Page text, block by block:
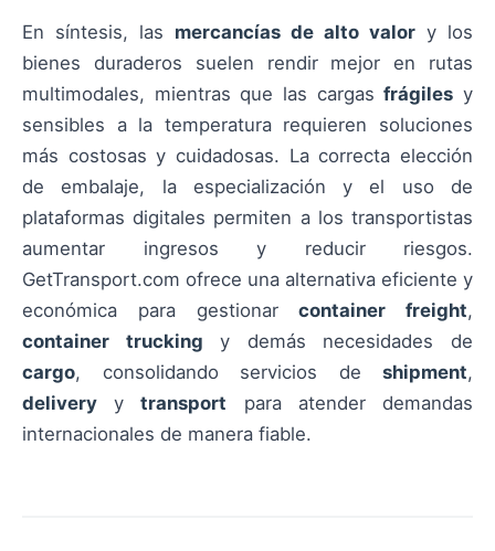
En síntesis, las mercancías de alto valor y los
bienes duraderos suelen rendir mejor en rutas
multimodales, mientras que las cargasfrágiles y
sensibles a la temperatura requieren soluciones
más costosas y cuidadosas. La correcta elección
de embalaje, la especialización y el uso de
plataformas digitales permiten a los transportistas
aumentar ingresos y reducir riesgos.
GetTransport.com ofrece una alternativa eficiente y
económica para gestionarcontainer freight,
container trucking y demás necesidades de
cargo, consolidando servicios de shipment,
delivery ytransport para atender demandas
internacionales de manera fiable.